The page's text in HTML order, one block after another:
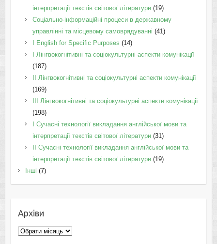
інтерпретації текстів світової літератури(19)
Соціально-інформаційні процеси в державному
управлінні та місцевому самоврядуванні (41)
І English for Specific Purposes (14)
I Лінгвокогнітивні та соціокультурні аспекти комунікації
(187)
IІ Лінгвокогнітивні та соціокультурні аспекти комунікації
(169)
IІI Лінгвокогнітивні та соціокультурні аспекти комунікації
(198)
I Cучасні технології викладання англійської мови та
інтерпретації текстів світової літератури(31)
II Cучасні технології викладання англійської мови та
інтерпретації текстів світової літератури(19)
Інші (7)
Архіви
Архіви